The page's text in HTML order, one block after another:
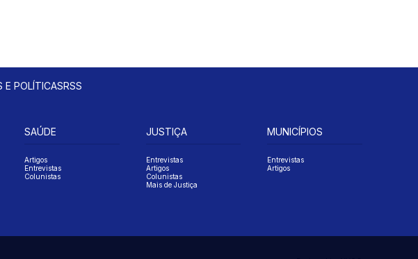
E POLÍTICASRSS
SAÚDE
Artigos
Entrevistas
Colunistas
JUSTIÇA
Entrevistas
Artigos
Colunistas
Mais de Justiça
MUNICÍPIOS
Entrevistas
Artigos